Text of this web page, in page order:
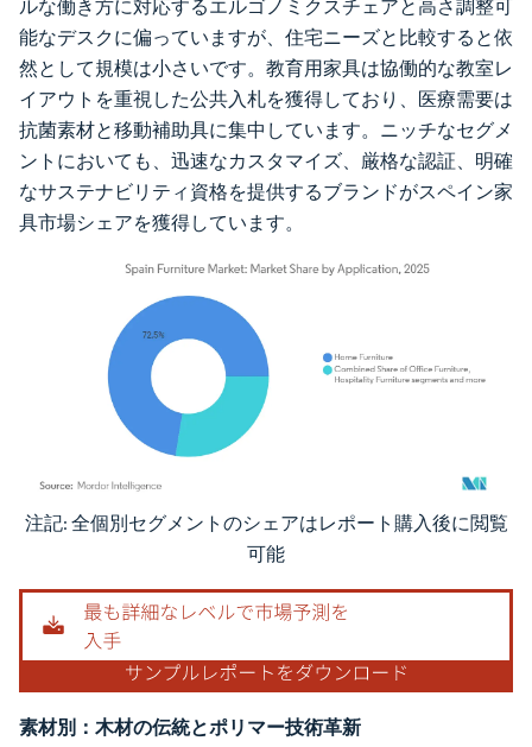
ルな働き方に対応するエルゴノミクスチェアと高さ調整可
能なデスクに偏っていますが、住宅ニーズと比較すると依
然として規模は小さいです。教育用家具は協働的な教室レ
イアウトを重視した公共入札を獲得しており、医療需要は
抗菌素材と移動補助具に集中しています。ニッチなセグメ
ントにおいても、迅速なカスタマイズ、厳格な認証、明確
なサステナビリティ資格を提供するブランドがスペイン家
具市場シェアを獲得しています。
画像 © Mordor Intelligence。再利用にはCC BY 4.0の表示が必要です。
注記: 全個別セグメントのシェアはレポート購入後に閲覧
可能
素材別：木材の伝統とポリマー技術革新